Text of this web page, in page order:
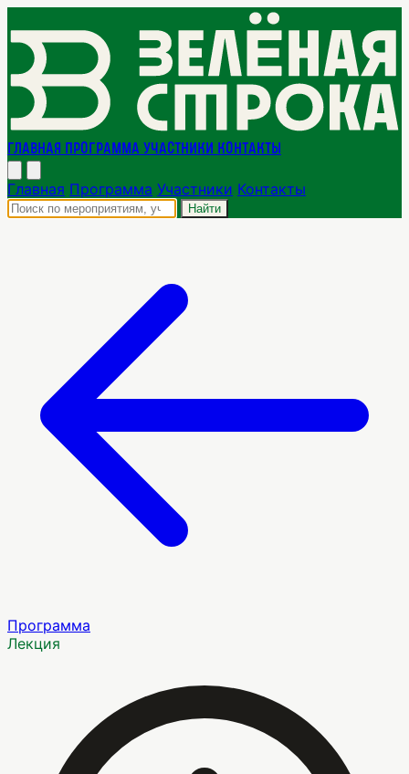
Главная Программа Участники Контакты
Главная Программа Участники Контакты
Найти
Программа
Лекция